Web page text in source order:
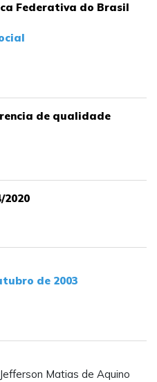
Federativa do Brasil
de qualidade
de 2003
Matias de Aquino